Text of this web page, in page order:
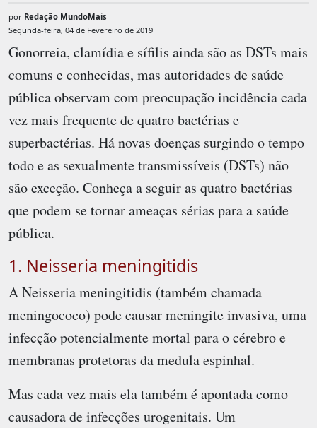
por Redação MundoMais
Segunda-feira, 04 de Fevereiro de 2019
Gonorreia, clamídia e sífilis ainda são as DSTs mais
comuns e conhecidas, mas autoridades de saúde
pública observam com preocupação incidência cada
vez mais frequente de quatro bactérias e
superbactérias. Há novas doenças surgindo o tempo
todo e as sexualmente transmissíveis (DSTs) não
são exceção. Conheça a seguir as quatro bactérias
que podem se tornar ameaças sérias para a saúde
pública.
1. Neisseria meningitidis
A Neisseria meningitidis (também chamada
meningococo) pode causar meningite invasiva, uma
infecção potencialmente mortal para o cérebro e
membranas protetoras da medula espinhal.
Mas cada vez mais ela também é apontada como
causadora de infecções urogenitais. Um